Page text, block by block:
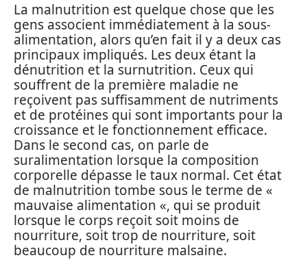
La malnutrition est quelque chose que les
gens associent immédiatement à la sous-
alimentation, alors qu’en fait il y a deux cas
principaux impliqués. Les deux étant la
dénutrition et la surnutrition. Ceux qui
souffrent de la première maladie ne
reçoivent pas suffisamment de nutriments
et de protéines qui sont importants pour la
croissance et le fonctionnement efficace.
Dans le second cas, on parle de
suralimentation lorsque la composition
corporelle dépasse le taux normal. Cet état
de malnutrition tombe sous le terme de «
mauvaise alimentation «, qui se produit
lorsque le corps reçoit soit moins de
nourriture, soit trop de nourriture, soit
beaucoup de nourriture malsaine.